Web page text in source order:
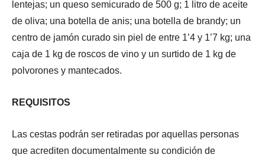
lentejas; un queso semicurado de 500 g; 1 litro de aceite
de oliva; una botella de anis; una botella de brandy; un
centro de jamón curado sin piel de entre 1’4 y 1’7 kg; una
caja de 1 kg de roscos de vino y un surtido de 1 kg de
polvorones y mantecados.
REQUISITOS
Las cestas podrán ser retiradas por aquellas personas
que acrediten documentalmente su condición de